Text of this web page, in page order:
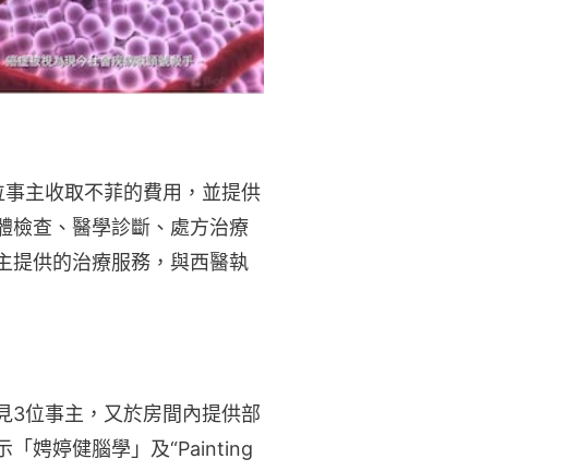
主收取不菲的費用，並提供
檢查、醫學診斷、處方治療
提供的治療服務，與西醫執
3位事主，又於房間內提供部
「娉婷健腦學」及“Painting